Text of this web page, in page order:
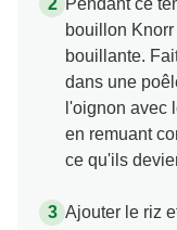
Pendant ce
bouillon
bouillante.
dans une
l'oignon avec
en remuant
ce qu'ils
Ajouter le riz